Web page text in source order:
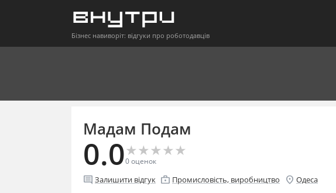
Бізнес навиворіт: відгуки про роботодавців
Мадам Подам
0.0★
★★
★★
★★
★★
★
0оценок
comment Залишити відгук enterprise Промисловість, виробництво location_on Одеса